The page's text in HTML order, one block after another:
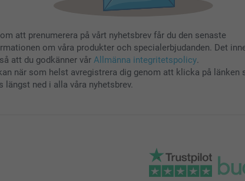
att prenumerera på vårt nyhetsbrev får du den senaste
om våra produkter och specialerbjudanden. Det
att du godkänner vår Allmänna integritetspolicy.
när som helst avregistrera dig genom att klicka på länken
längst ned i alla våra nyhetsbrev.